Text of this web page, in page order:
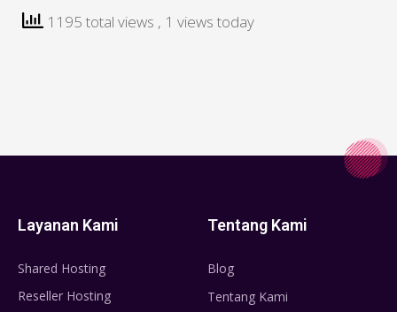
1195 total views , 1 views today
Layanan Kami
Shared Hosting
Reseller Hosting
Tentang Kami
Blog
Tentang Kami